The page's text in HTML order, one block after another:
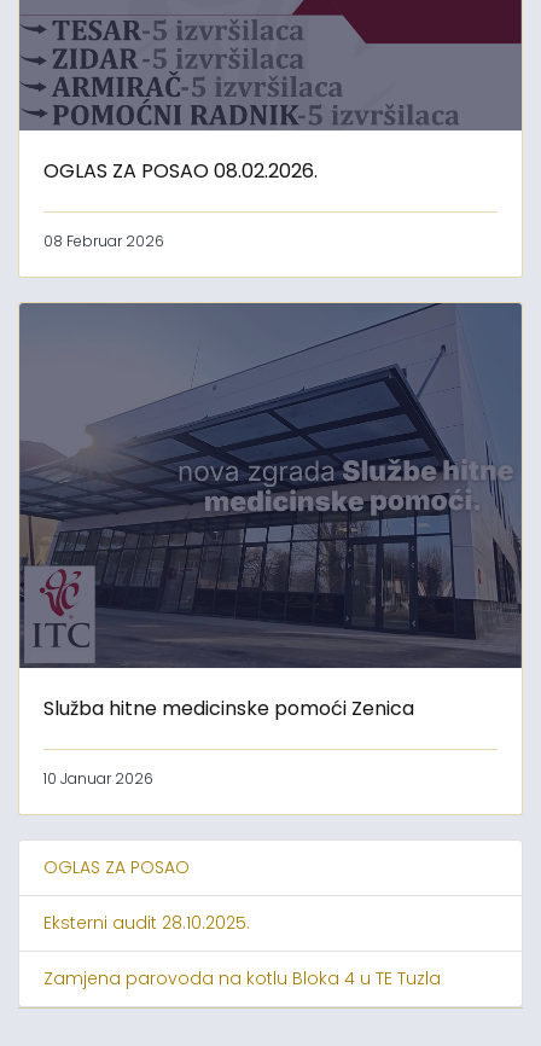
OGLAS ZA POSAO 08.02.2026.
08 Februar 2026
Služba hitne medicinske pomoći Zenica
10 Januar 2026
OGLAS ZA POSAO
Eksterni audit 28.10.2025.
Zamjena parovoda na kotlu Bloka 4 u TE Tuzla